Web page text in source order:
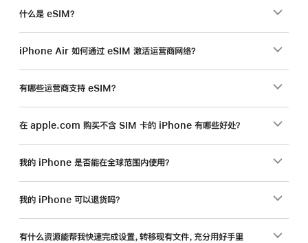
什么是 eSIM？
iPhone Air 如何通过 eSIM 激活运营商网络？
有哪些运营商支持 eSIM？
在 apple.com 购买不含 SIM 卡的 iPhone 有哪些好处？
我的 iPhone 是否能在全球范围内使用？
我的 iPhone 可以退货吗？
有什么资源能帮我快速完成设置，转移现有文件，充分用好手里